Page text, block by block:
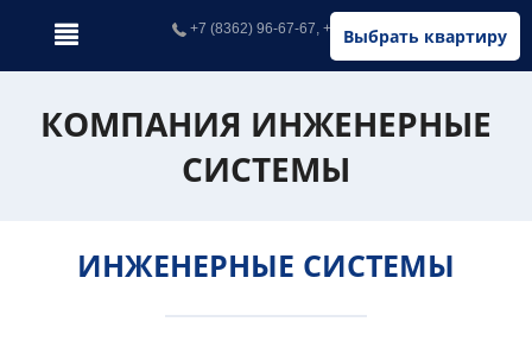
Выбрать квартиру
+7 (8362) 96-67-67, +7 (902) 326-67-67
КОМПАНИЯ ИНЖЕНЕРНЫЕ
СИСТЕМЫ
ИНЖЕНЕРНЫЕ СИСТЕМЫ